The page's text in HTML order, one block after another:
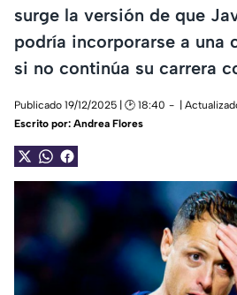
surge la versión de que
podría incorporarse a una
si no continúa su carrera
Publicado 19/12/2025 | 🕑 18:40 |
Escrito por: Andrea Flores